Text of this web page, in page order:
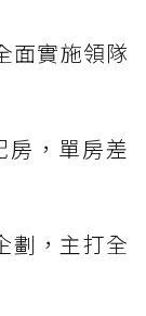
面實施領隊
房，單房差
劃，主打全